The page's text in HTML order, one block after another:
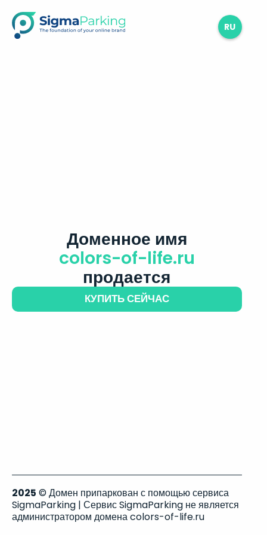
RU
Доменное имя
colors-of-life.ru
продается
КУПИТЬ СЕЙЧАС
2025 © Домен припаркован с помощью сервиса
SigmaParking | Сервис SigmaParking не является
администратором домена colors-of-life.ru